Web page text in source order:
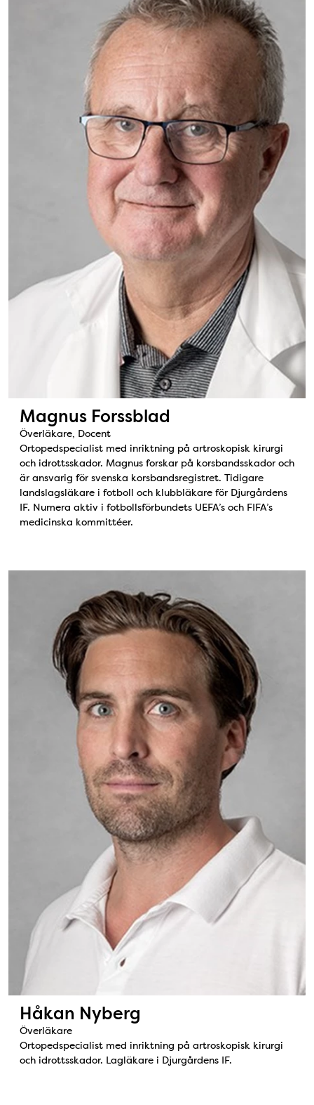
Magnus Forssblad
Överläkare, Docent
Ortopedspecialist med inriktning på artroskopisk kirurgi
och idrottsskador. Magnus forskar på korsbandsskador och
är ansvarig för svenska korsbandsregistret. Tidigare
landslagsläkare i fotboll och klubbläkare för Djurgårdens
IF. Numera aktiv i fotbollsförbundets UEFA’s och FIFA’s
medicinska kommittéer.
Håkan Nyberg
Överläkare
Ortopedspecialist med inriktning på artroskopisk kirurgi
och idrottsskador. Lagläkare i Djurgårdens IF.